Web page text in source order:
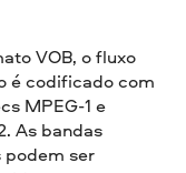
VOB, o fluxo
é codificado com
MPEG-1 e
As bandas
podem ser